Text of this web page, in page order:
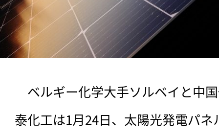
ベルギー化学大手ソルベイと中
泰化工は1月24日、太陽光発電パ